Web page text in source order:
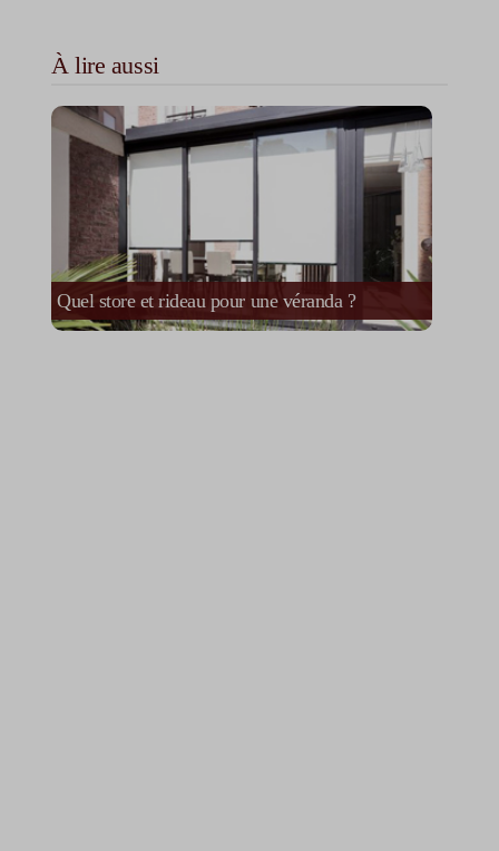
À lire aussi
Quel store et rideau pour une véranda ?